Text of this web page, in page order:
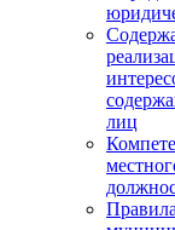
лиц